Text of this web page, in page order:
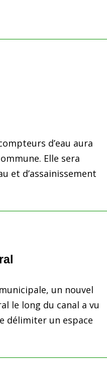
d’eau aura
Elle sera
et d’assainissement
un nouvel
le long du canal a vu
délimiter un espace